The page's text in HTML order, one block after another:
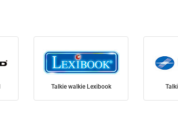
Talkie walkie Lexibook